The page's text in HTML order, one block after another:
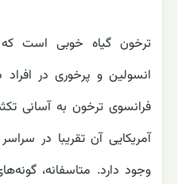
ترخون گیاه خوبی است
انسولین و پرخوری در
فرانسوی ترخون به آسانی
آمریکایی آن تقریبا در
وجود دارد. متاسفانه،